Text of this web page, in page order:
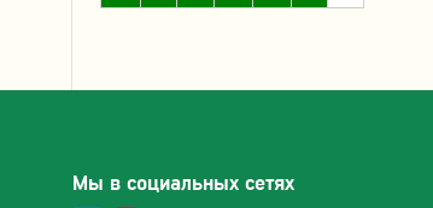
Мы в социальных сетях